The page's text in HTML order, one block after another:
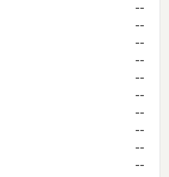
--
--
--
--
--
--
--
--
--
--